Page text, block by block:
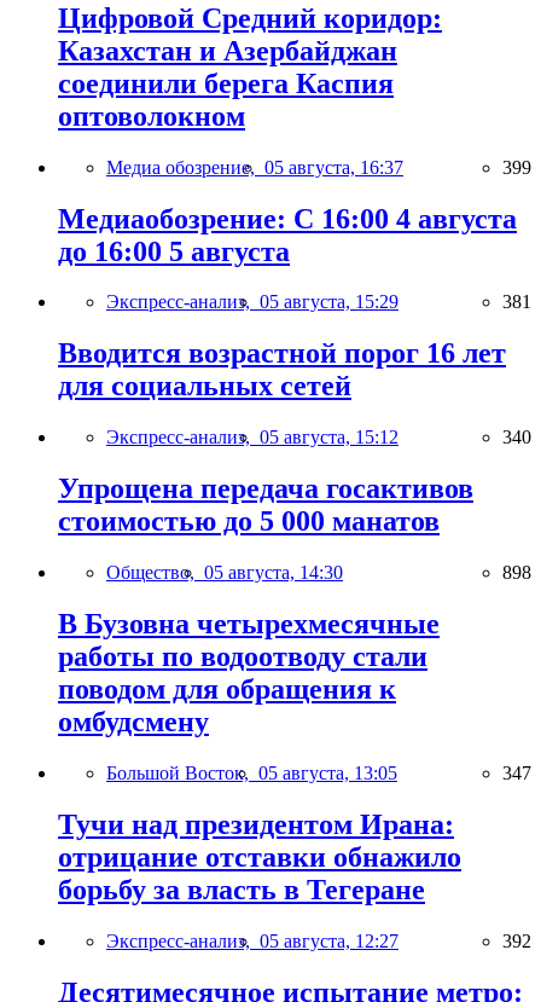
Цифровой Средний коридор:
Казахстан и Азербайджан
соединили берега Каспия
оптоволокном
Медиа обозрение, 05 августа, 16:37 399
Медиаобозрение: С 16:00 4 августа
до 16:00 5 августа
Экспресс-анализ, 05 августа, 15:29 381
Вводится возрастной порог 16 лет
для социальных сетей
Экспресс-анализ, 05 августа, 15:12 340
Упрощена передача госактивов
стоимостью до 5 000 манатов
Общество, 05 августа, 14:30 898
В Бузовна четырехмесячные
работы по водоотводу стали
поводом для обращения к
омбудсмену
Большой Восток, 05 августа, 13:05 347
Тучи над президентом Ирана:
отрицание отставки обнажило
борьбу за власть в Тегеране
Экспресс-анализ, 05 августа, 12:27 392
Десятимесячное испытание метро: